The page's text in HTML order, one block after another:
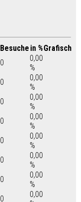
Besuche in %Grafisch
0
0,00
%
0
0,00
%
0
0,00
%
0
0,00
%
0
0,00
%
0
0,00
%
0
0,00
%
0
0,00